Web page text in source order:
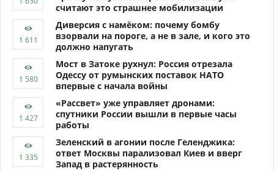
считают это страшнее мобилизации
Диверсия с намёком: почему бомбу
взорвали на пороге, а не в зале, и кого это
должно напугать
Мост в Затоке рухнул: Россия отрезала
Одессу от румынских поставок НАТО
впервые с начала войны
«Рассвет» уже управляет дронами:
спутники России вышли в первые часы
работы
Зеленский в агонии после Геленджика:
ответ Москвы парализовал Киев и вверг
Запад в растерянность